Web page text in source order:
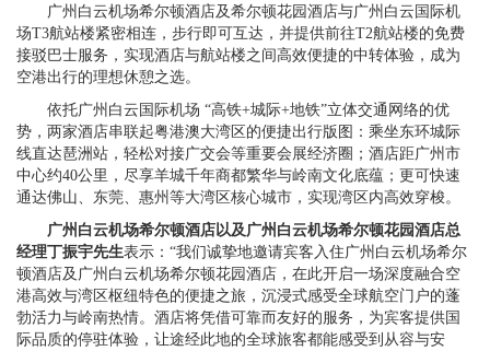
广州白云机场希尔顿酒店及希尔顿花园酒店与广州白云国际机
场T3航站楼紧密相连，步行即可互达，并提供前往T2航站楼的免费
接驳巴士服务，实现酒店与航站楼之间高效便捷的中转体验，成为
空港出行的理想休憩之选。
依托广州白云国际机场 “高铁+城际+地铁”立体交通网络的优
势，两家酒店串联起粤港澳大湾区的便捷出行版图：乘坐东环城际
线直达琶洲站，轻松对接广交会等重要会展经济圈；酒店距广州市
中心约40公里，尽享羊城千年商都繁华与岭南文化底蕴；更可快速
通达佛山、东莞、惠州等大湾区核心城市，实现湾区内高效穿梭。
广州白云机场希尔顿酒店以及广州白云机场希尔顿花园酒店总
经理丁振宇先生表示：“我们诚挚地邀请宾客入住广州白云机场希尔
顿酒店及广州白云机场希尔顿花园酒店，在此开启一场深度融合空
港高效与湾区枢纽特色的便捷之旅，沉浸式感受全球航空门户的蓬
勃活力与岭南热情。酒店将凭借可靠而友好的服务，为宾客提供国
际品质的停驻体验，让途经此地的全球旅客都能感受到从容与安